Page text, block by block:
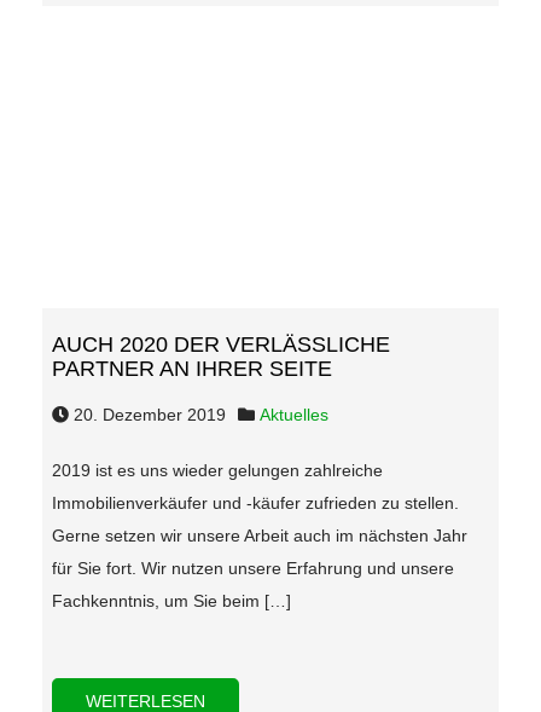
AUCH 2020 DER VERLÄSSLICHE
PARTNER AN IHRER SEITE
20. Dezember 2019 Aktuelles
2019 ist es uns wieder gelungen zahlreiche
Immobilienverkäufer und -käufer zufrieden zu stellen.
Gerne setzen wir unsere Arbeit auch im nächsten Jahr
für Sie fort. Wir nutzen unsere Erfahrung und unsere
Fachkenntnis, um Sie beim […]
WEITERLESEN